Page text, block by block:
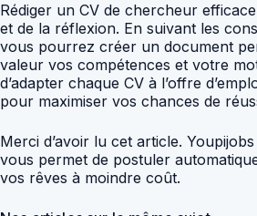
Rédiger un CV de chercheur
et de la réflexion. En suivant les
vous pourrez créer un document
valeur vos compétences et votre
d’adapter chaque CV à l’offre
pour maximiser vos chances de
Merci d’avoir lu cet article.
vous permet de postuler
vos rêves à moindre coût.